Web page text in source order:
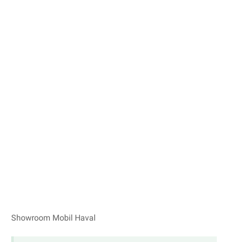
Showroom Mobil Haval